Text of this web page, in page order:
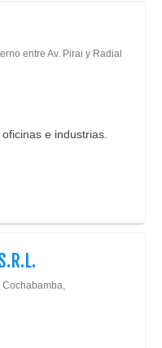
entre Av. Pirai y Radial
e industrias.
Cochabamba,